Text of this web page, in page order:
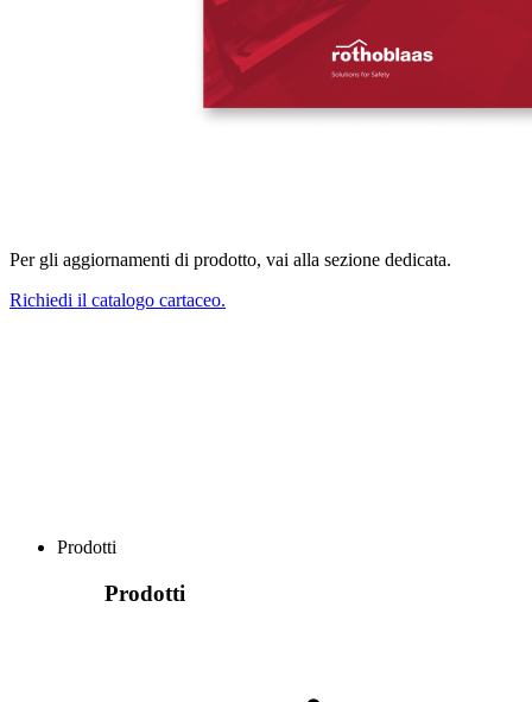
Per gli aggiornamenti di prodotto, vai alla sezione dedicata.
Richiedi il catalogo cartaceo.
Prodotti
Prodotti